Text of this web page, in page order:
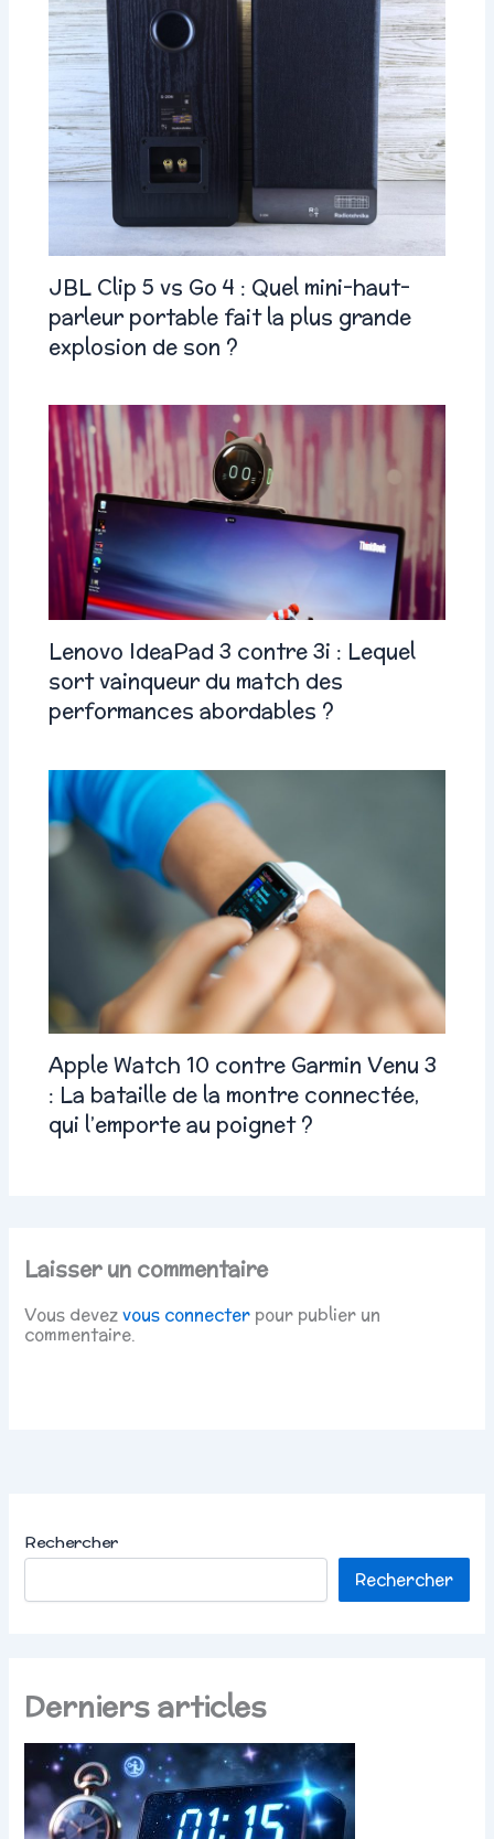
JBL Clip 5 vs Go 4 : Quel mini-haut-
parleur portable fait la plus grande
explosion de son ?
Lenovo IdeaPad 3 contre 3i : Lequel
sort vainqueur du match des
performances abordables ?
Apple Watch 10 contre Garmin Venu 3
: La bataille de la montre connectée,
qui l’emporte au poignet ?
Laisser un commentaire
Vous devezvous connecter pour publier un
commentaire.
Rechercher
Rechercher
Derniers articles